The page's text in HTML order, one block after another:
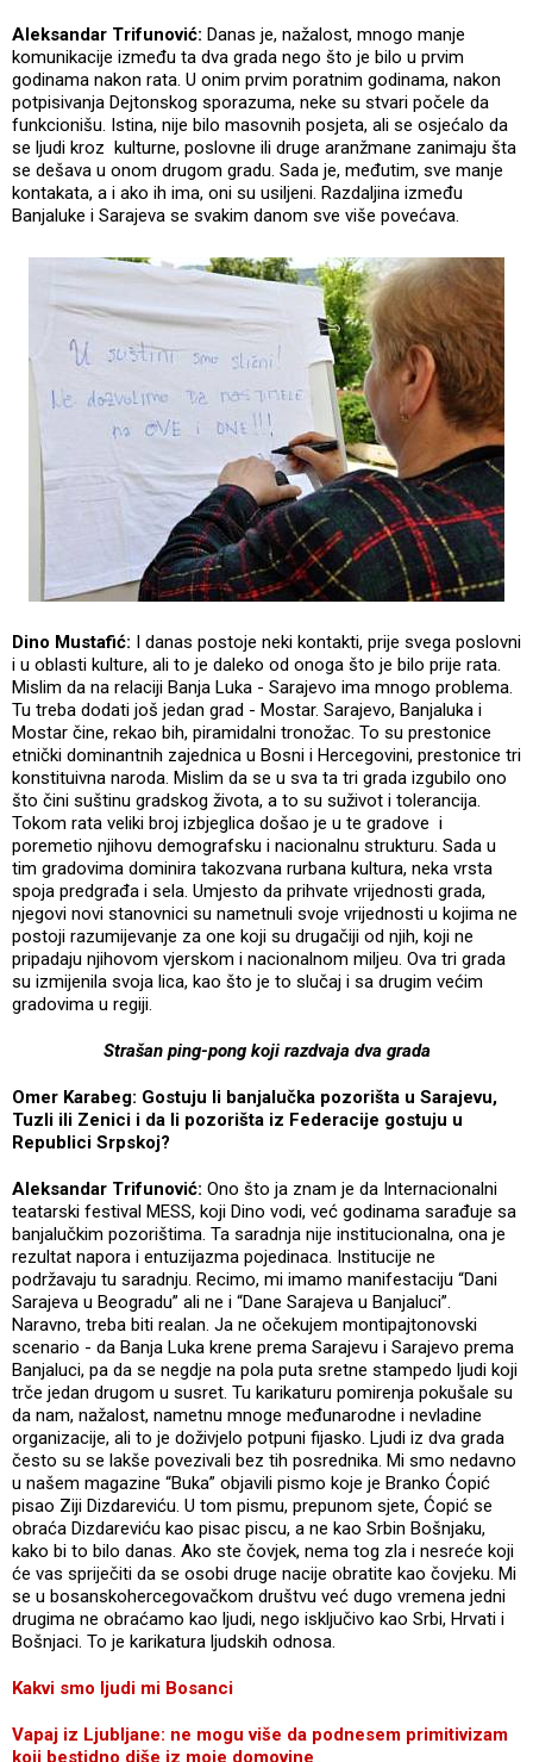
Aleksandar Trifunović: Danas je, nažalost, mnogo manje
komunikacije između ta dva grada nego što je bilo u prvim
godinama nakon rata. U onim prvim poratnim godinama, nakon
potpisivanja Dejtonskog sporazuma, neke su stvari počele da
funkcionišu. Istina, nije bilo masovnih posjeta, ali se osjećalo da
se ljudi kroz kulturne, poslovne ili druge aranžmane zanimaju šta
se dešava u onom drugom gradu. Sada je, međutim, sve manje
kontakata, a i ako ih ima, oni su usiljeni. Razdaljina između
Banjaluke i Sarajeva se svakim danom sve više povećava.
Dino Mustafić: I danas postoje neki kontakti, prije svega poslovni
i u oblasti kulture, ali to je daleko od onoga što je bilo prije rata.
Mislim da na relaciji Banja Luka - Sarajevo ima mnogo problema.
Tu treba dodati još jedan grad - Mostar. Sarajevo, Banjaluka i
Mostar čine, rekao bih, piramidalni tronožac. To su prestonice
etnički dominantnih zajednica u Bosni i Hercegovini, prestonice tri
konstituivna naroda. Mislim da se u sva ta tri grada izgubilo ono
što čini suštinu gradskog života, a to su suživot i tolerancija.
Tokom rata veliki broj izbjeglica došao je u te gradove i
poremetio njihovu demografsku i nacionalnu strukturu. Sada u
tim gradovima dominira takozvana rurbana kultura, neka vrsta
spoja predgrađa i sela. Umjesto da prihvate vrijednosti grada,
njegovi novi stanovnici su nametnuli svoje vrijednosti u kojima ne
postoji razumijevanje za one koji su drugačiji od njih, koji ne
pripadaju njihovom vjerskom i nacionalnom miljeu. Ova tri grada
su izmijenila svoja lica, kao što je to slučaj i sa drugim većim
gradovima u regiji.
Strašan ping-pong koji razdvaja dva grada
Omer Karabeg: Gostuju li banjalučka pozorišta u Sarajevu,
Tuzli ili Zenici i da li pozorišta iz Federacije gostuju u
Republici Srpskoj?
Aleksandar Trifunović: Ono što ja znam je da Internacionalni
teatarski festival MESS, koji Dino vodi, već godinama sarađuje sa
banjalučkim pozorištima. Ta saradnja nije institucionalna, ona je
rezultat napora i entuzijazma pojedinaca. Institucije ne
podržavaju tu saradnju. Recimo, mi imamo manifestaciju “Dani
Sarajeva u Beogradu” ali ne i “Dane Sarajeva u Banjaluci”.
Naravno, treba biti realan. Ja ne očekujem montipajtonovski
scenario - da Banja Luka krene prema Sarajevu i Sarajevo prema
Banjaluci, pa da se negdje na pola puta sretne stampedo ljudi koji
trče jedan drugom u susret. Tu karikaturu pomirenja pokušale su
da nam, nažalost, nametnu mnoge međunarodne i nevladine
organizacije, ali to je doživjelo potpuni fijasko. Ljudi iz dva grada
često su se lakše povezivali bez tih posrednika. Mi smo nedavno
u našem magazine “Buka” objavili pismo koje je Branko Ćopić
pisao Ziji Dizdareviću. U tom pismu, prepunom sjete, Ćopić se
obraća Dizdareviću kao pisac piscu, a ne kao Srbin Bošnjaku,
kako bi to bilo danas. Ako ste čovjek, nema tog zla i nesreće koji
će vas spriječiti da se osobi druge nacije obratite kao čovjeku. Mi
se u bosanskohercegovačkom društvu već dugo vremena jedni
drugima ne obraćamo kao ljudi, nego isključivo kao Srbi, Hrvati i
Bošnjaci. To je karikatura ljudskih odnosa.
Kakvi smo ljudi mi Bosanci
Vapaj iz Ljubljane: ne mogu više da podnesem primitivizam
koji bestidno diše iz moje domovine